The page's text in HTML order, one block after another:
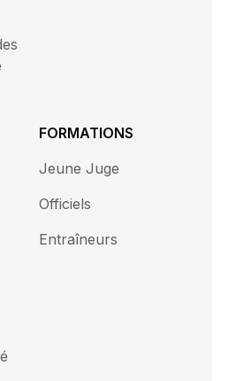
FORMATIONS
Jeune Juge
Officiels
Entraîneurs